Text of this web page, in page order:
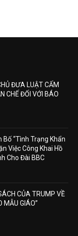
ĐƯA LUẬT CẤM
CHẾ ĐỐI VỚI BÁO
“Tình Trạng Khẩn
Việc Công Khai Hồ
Cho Đài BBC
CỦA TRUMP VỀ
MẪU GIÁO”